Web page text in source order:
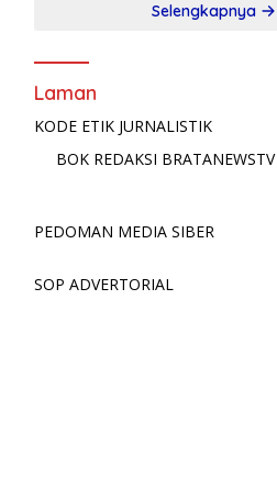
Selengkapnya
Laman
KODE ETIK JURNALISTIK
BOK REDAKSI BRATANEWSTV
PEDOMAN MEDIA SIBER
SOP ADVERTORIAL